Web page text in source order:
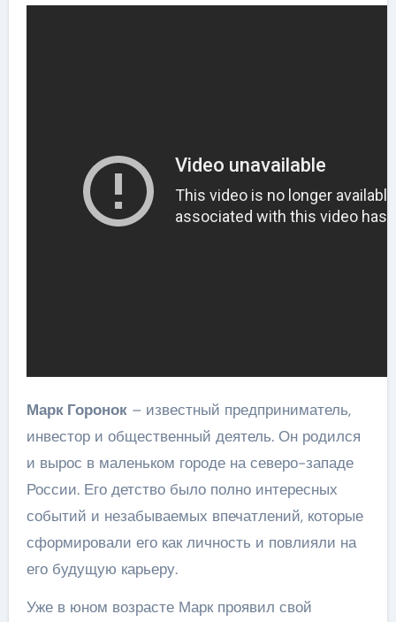
Марк Горонок– известный предприниматель,
инвестор и общественный деятель. Он родился
и вырос в маленьком городе на северо-западе
России. Его детство было полно интересных
событий и незабываемых впечатлений, которые
сформировали его как личность и повлияли на
его будущую карьеру.
Уже в юном возрасте Марк проявил свой